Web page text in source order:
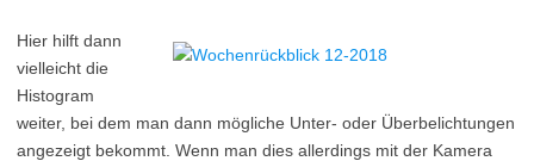
Hier hilft dann
vielleicht die
Histogram
weiter, bei dem man dann mögliche Unter- oder Überbelichtungen
angezeigt bekommt. Wenn man dies allerdings mit der Kamera